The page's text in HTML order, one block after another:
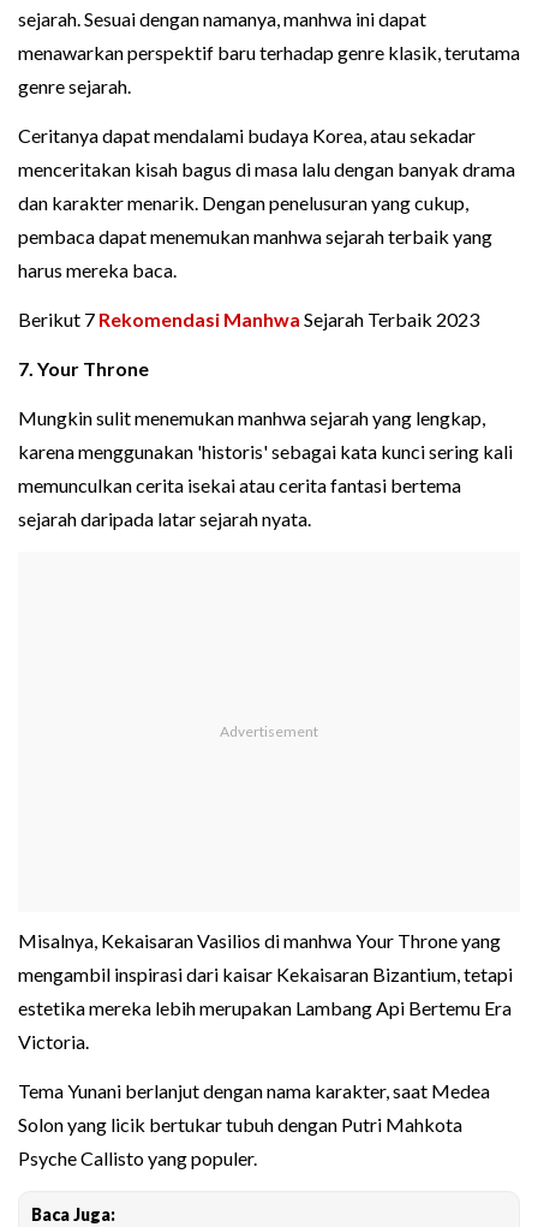
sejarah. Sesuai dengan namanya, manhwa ini dapat
menawarkan perspektif baru terhadap genre klasik, terutama
genre sejarah.
Ceritanya dapat mendalami budaya Korea, atau sekadar
menceritakan kisah bagus di masa lalu dengan banyak drama
dan karakter menarik. Dengan penelusuran yang cukup,
pembaca dapat menemukan manhwa sejarah terbaik yang
harus mereka baca.
Berikut 7 Rekomendasi Manhwa Sejarah Terbaik 2023
7. Your Throne
Mungkin sulit menemukan manhwa sejarah yang lengkap,
karena menggunakan 'historis' sebagai kata kunci sering kali
memunculkan cerita isekai atau cerita fantasi bertema
sejarah daripada latar sejarah nyata.
Misalnya, Kekaisaran Vasilios di manhwa Your Throne yang
mengambil inspirasi dari kaisar Kekaisaran Bizantium, tetapi
estetika mereka lebih merupakan Lambang Api Bertemu Era
Victoria.
Tema Yunani berlanjut dengan nama karakter, saat Medea
Solon yang licik bertukar tubuh dengan Putri Mahkota
Psyche Callisto yang populer.
Baca Juga: